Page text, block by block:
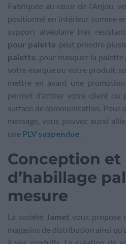
Fabriquée au cœur de l’Anjou,
positionné en intérieur comme
support alvéolaire très
pour palette peut prendre
palette , pour masquer la
votre marque ou votre produit,
mettre en avant une
permet d’attirer votre client ou
surface de communication. Pour
message, vous pouvez aussi
une PLV suspendue
Conception
d’habillage
mesure
La société Jamet vous propose
magasins de distribution ainsi